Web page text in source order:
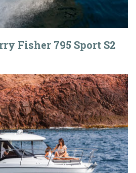
Fisher 795 Sport S2